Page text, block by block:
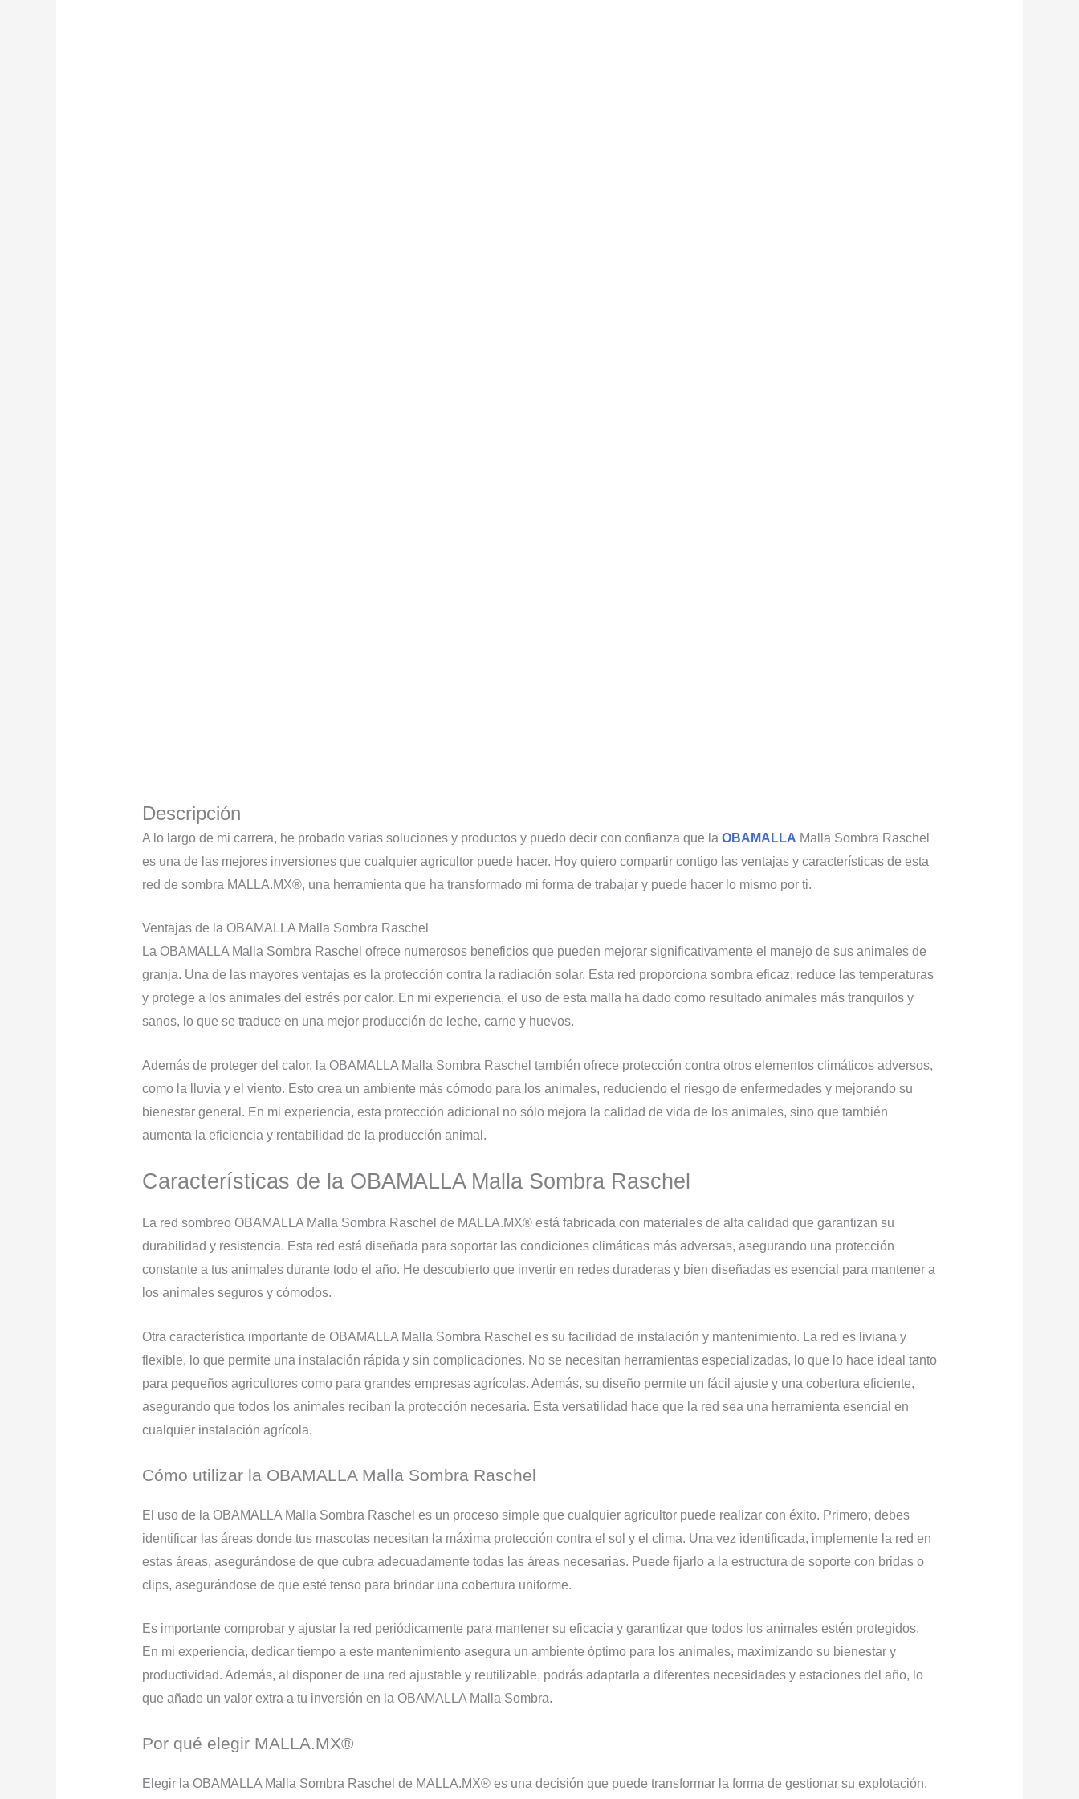
Descripción
A lo largo de mi carrera, he probado varias soluciones y productos y puedo decir con confianza que la OBAMALLA Malla Sombra Raschel
es una de las mejores inversiones que cualquier agricultor puede hacer. Hoy quiero compartir contigo las ventajas y características de esta
red de sombra MALLA.MX®, una herramienta que ha transformado mi forma de trabajar y puede hacer lo mismo por ti.
Ventajas de la OBAMALLA Malla Sombra Raschel
La OBAMALLA Malla Sombra Raschel ofrece numerosos beneficios que pueden mejorar significativamente el manejo de sus animales de
granja. Una de las mayores ventajas es la protección contra la radiación solar. Esta red proporciona sombra eficaz, reduce las temperaturas
y protege a los animales del estrés por calor. En mi experiencia, el uso de esta malla ha dado como resultado animales más tranquilos y
sanos, lo que se traduce en una mejor producción de leche, carne y huevos.
Además de proteger del calor, la OBAMALLA Malla Sombra Raschel también ofrece protección contra otros elementos climáticos adversos,
como la lluvia y el viento. Esto crea un ambiente más cómodo para los animales, reduciendo el riesgo de enfermedades y mejorando su
bienestar general. En mi experiencia, esta protección adicional no sólo mejora la calidad de vida de los animales, sino que también
aumenta la eficiencia y rentabilidad de la producción animal.
Características de la OBAMALLA Malla Sombra Raschel
La red sombreo OBAMALLA Malla Sombra Raschel de MALLA.MX® está fabricada con materiales de alta calidad que garantizan su
durabilidad y resistencia. Esta red está diseñada para soportar las condiciones climáticas más adversas, asegurando una protección
constante a tus animales durante todo el año. He descubierto que invertir en redes duraderas y bien diseñadas es esencial para mantener a
los animales seguros y cómodos.
Otra característica importante de OBAMALLA Malla Sombra Raschel es su facilidad de instalación y mantenimiento. La red es liviana y
flexible, lo que permite una instalación rápida y sin complicaciones. No se necesitan herramientas especializadas, lo que lo hace ideal tanto
para pequeños agricultores como para grandes empresas agrícolas. Además, su diseño permite un fácil ajuste y una cobertura eficiente,
asegurando que todos los animales reciban la protección necesaria. Esta versatilidad hace que la red sea una herramienta esencial en
cualquier instalación agrícola.
Cómo utilizar la OBAMALLA Malla Sombra Raschel
El uso de la OBAMALLA Malla Sombra Raschel es un proceso simple que cualquier agricultor puede realizar con éxito. Primero, debes
identificar las áreas donde tus mascotas necesitan la máxima protección contra el sol y el clima. Una vez identificada, implemente la red en
estas áreas, asegurándose de que cubra adecuadamente todas las áreas necesarias. Puede fijarlo a la estructura de soporte con bridas o
clips, asegurándose de que esté tenso para brindar una cobertura uniforme.
Es importante comprobar y ajustar la red periódicamente para mantener su eficacia y garantizar que todos los animales estén protegidos.
En mi experiencia, dedicar tiempo a este mantenimiento asegura un ambiente óptimo para los animales, maximizando su bienestar y
productividad. Además, al disponer de una red ajustable y reutilizable, podrás adaptarla a diferentes necesidades y estaciones del año, lo
que añade un valor extra a tu inversión en la OBAMALLA Malla Sombra.
Por qué elegir MALLA.MX®
Elegir la OBAMALLA Malla Sombra Raschel de MALLA.MX® es una decisión que puede transformar la forma de gestionar su explotación.